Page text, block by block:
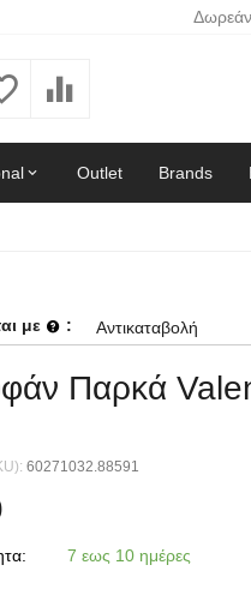
Outlet Brands
με : Αντικαταβολή
Παρκά
60271032.88591
7 εως 10 ημέρες